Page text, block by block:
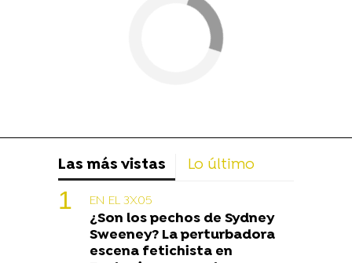
Las más vistas Lo último
EN EL 3X05
¿Son los pechos de Sydney
Sweeney? La perturbadora
escena fetichista en